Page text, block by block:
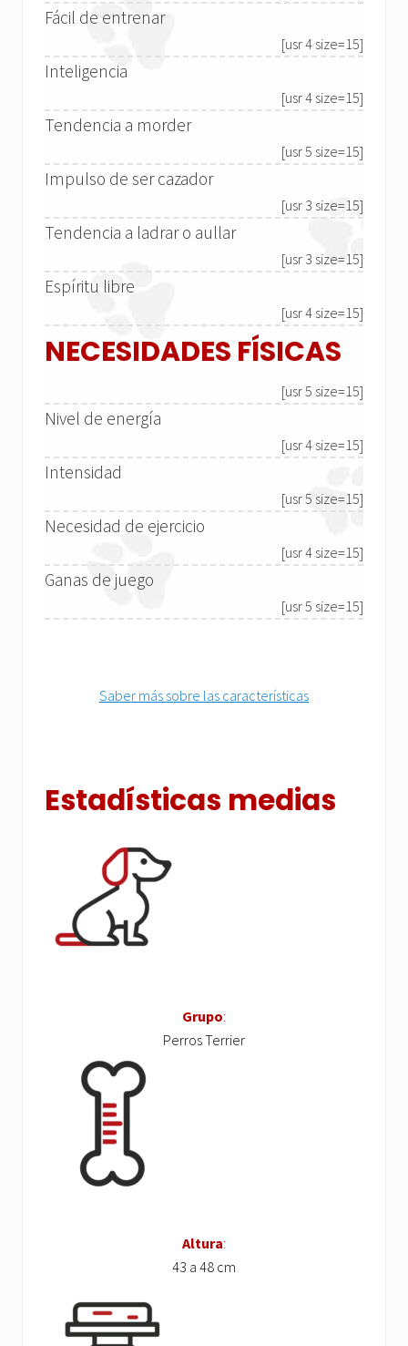
Fácil de entrenar
[usr 4 size=15]
Inteligencia
[usr 4 size=15]
Tendencia a morder
[usr 5 size=15]
Impulso de ser cazador
[usr 3 size=15]
Tendencia a ladrar o aullar
[usr 3 size=15]
Espíritu libre
[usr 4 size=15]
NECESIDADES FÍSICAS
[usr 5 size=15]
Nivel de energía
[usr 4 size=15]
Intensidad
[usr 5 size=15]
Necesidad de ejercicio
[usr 4 size=15]
Ganas de juego
[usr 5 size=15]
Saber más sobre las características
Estadísticas medias
Grupo:
Perros Terrier
Altura:
43 a 48 cm